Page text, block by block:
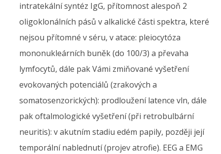
intratekální syntéz IgG, přítomnost alespoň 2
oligoklonálních pásů v alkalické části spektra, které
nejsou přítomné v séru, v atace: pleiocytóza
mononukleárních buněk (do 100/3) a převaha
lymfocytů, dále pak Vámi zmiňované vyšetření
evokovaných potenciálů (zrakových a
somatosenzorických): prodloužení latence vln, dále
pak oftalmologické vyšetření (při retrobulbární
neuritis): v akutním stadiu edém papily, později její
temporální nablednutí (projev atrofie). EEG a EMG